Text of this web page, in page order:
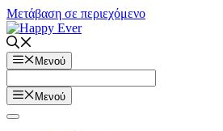
Μετάβαση σε περιεχόμενο
Μενού
Μενού